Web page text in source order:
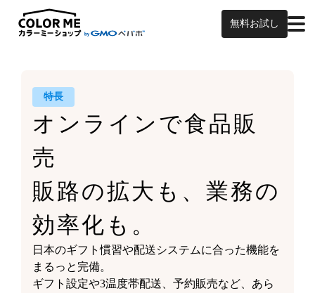
無料お試し
特長
オンラインで食品販
売
販路の拡大も、業務の
効率化も。
日本のギフト慣習や配送システムに合った機能を
まるっと完備。
ギフト設定や3温度帯配送、予約販売など、 あら